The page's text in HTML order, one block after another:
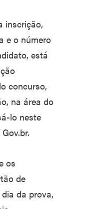
inscrição,
e o número
está
concurso,
na área do
lo neste
os
de
da prova,